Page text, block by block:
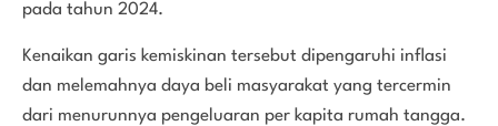
pada tahun 2024.
Kenaikan garis kemiskinan tersebut dipengaruhi inflasi
dan melemahnya daya beli masyarakat yang tercermin
dari menurunnya pengeluaran per kapita rumah tangga.